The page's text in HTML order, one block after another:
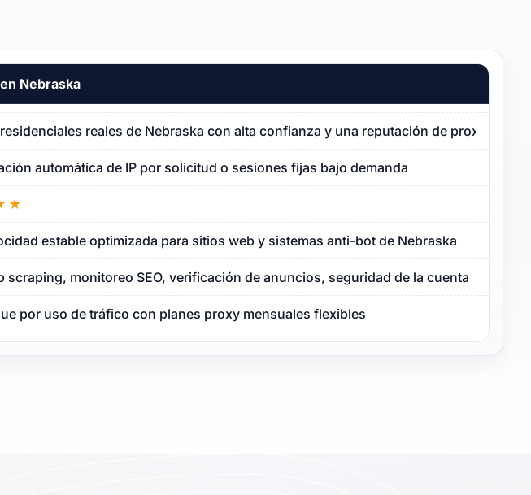
Nebraska
residenciales reales de Nebraska con alta confianza y una reputación de proxy limpia
automática de IP por solicitud o sesiones fijas bajo demanda
estable optimizada para sitios web y sistemas anti-bot de Nebraska
scraping, monitoreo SEO, verificación de anuncios, seguridad de la cuenta
por uso de tráfico con planes proxy mensuales flexibles